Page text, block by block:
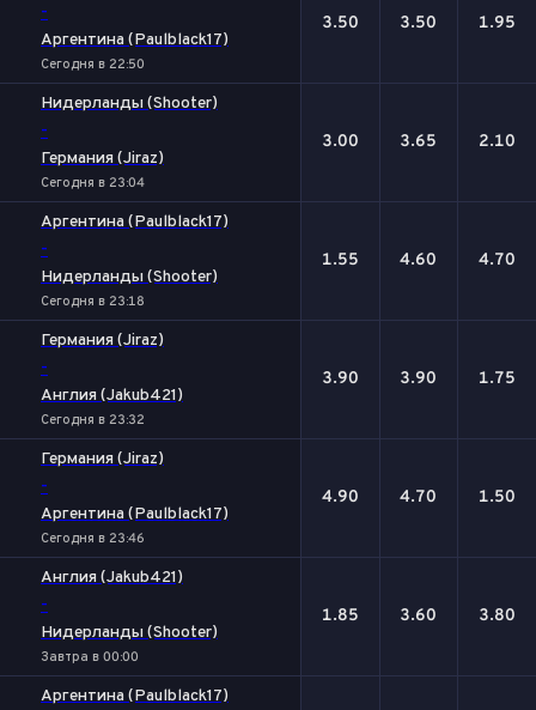
-
Аргентина (Paulblack17)
Сегодня в 22:50
3.50 3.50 1.95
Нидерланды (Shooter)
-
Германия (Jiraz)
Сегодня в 23:04
3.00 3.65 2.10
Аргентина (Paulblack17)
-
Нидерланды (Shooter)
Сегодня в 23:18
1.55 4.60 4.70
Германия (Jiraz)
-
Англия (Jakub421)
Сегодня в 23:32
3.90 3.90 1.75
Германия (Jiraz)
-
Аргентина (Paulblack17)
Сегодня в 23:46
4.90 4.70 1.50
Англия (Jakub421)
-
Нидерланды (Shooter)
Завтра в 00:00
1.85 3.60 3.80
Аргентина (Paulblack17)